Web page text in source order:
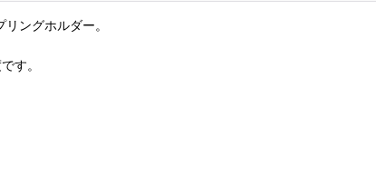
ングホルダー。
す。